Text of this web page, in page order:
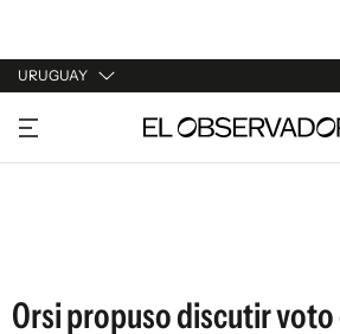
URUGUAY
URUGUAY
ARGENTINA
Orsi propuso discutir